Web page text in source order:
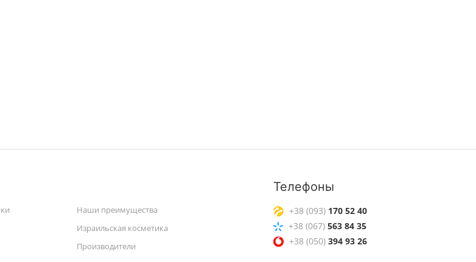
Наши преимущества
Израильская косметика
Производители
Телефоны
+38 (093) 170 52 40
+38 (067) 563 84 35
+38 (050) 394 93 26